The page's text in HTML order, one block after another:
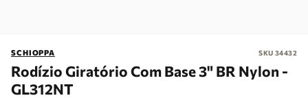
SCHIOPPA SKU 34432
Rodízio Giratório Com Base 3" BR Nylon -
GL312NT